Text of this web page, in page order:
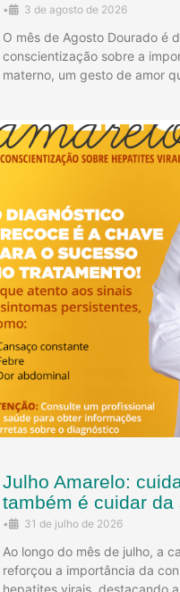
• 3 de agosto de 2026
O mês de Agosto Dourado é
conscientização sobre a
materno, um gesto de amor
Julho Amarelo:
também é cuidar da
• 31 de julho de 2026
Ao longo do mês de julho, a
reforçou a importância da